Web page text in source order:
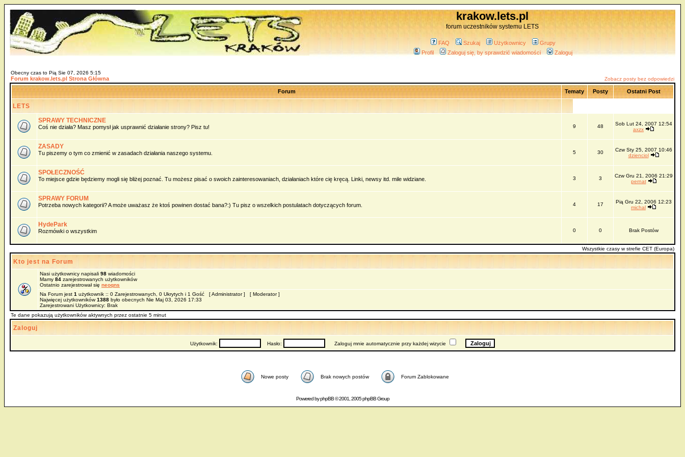
krakow.lets.pl
forum uczestników systemu LETS
FAQ Szukaj Użytkownicy
Grupy
Profil
Zaloguj się, by sprawdzić wiadomości Zaloguj
Obecny czas to Pią Sie 07, 2026 5:15
Forum krakow.lets.pl Strona Główna Zobacz posty bez odpowiedzi
Forum Tematy Posty Ostatni Post
LETS
SPRAWY TECHNICZNE
Coś nie działa? Masz pomysł jak usprawnić działanie strony? Pisz tu! 9 48
Sob Lut 24, 2007 12:54
axzx
ZASADY
Tu piszemy o tym co zmienić w zasadach działania naszego systemu. 5 30
Czw Sty 25, 2007 10:46
dzienciol
SPOŁECZNOŚĆ
To miejsce gdzie będziemy mogli się bliżej poznać. Tu możesz pisać o swoich zainteresowaniach, działaniach które cię kręcą. Linki, newsy itd. mile widziane. 3 3
Czw Gru 21, 2006 21:29
pernat
SPRAWY FORUM
Potrzeba nowych kategorii? A może uważasz że ktoś powinen dostać bana?:) Tu pisz o wszelkich postulatach dotyczących forum. 4 17
Pią Gru 22, 2006 12:23
michal
HydePark
Rozmówki o wszystkim 0 0 Brak Postów
Wszystkie czasy w strefie CET (Europa)
Kto jest na Forum
Nasi użytkownicy napisali 98 wiadomości
Mamy 84 zarejestrowanych użytkowników
Ostatnio zarejestrował się neoqns
Na Forum jest 1 użytkownik :: 0 Zarejestrowanych, 0 Ukrytych i 1 Gość [Administrator] [ Moderator]
Najwięcej użytkowników1388 było obecnych Nie Maj 03, 2026 17:33
Zarejestrowani Użytkownicy: Brak
Te dane pokazują użytkowników aktywnych przez ostatnie 5 minut
Zaloguj
Użytkownik: Hasło: Zaloguj mnie automatycznie przy każdej wizycie
Nowe posty Brak nowych postów Forum Zablokowane
Powered byphpBB© 2001, 2005 phpBB Group